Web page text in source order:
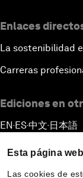
Esta página
Las cookies de
Enlaces
La sostenibilidad
Carreras
Ediciones en
EN ▪ES▪中文▪ 日本語